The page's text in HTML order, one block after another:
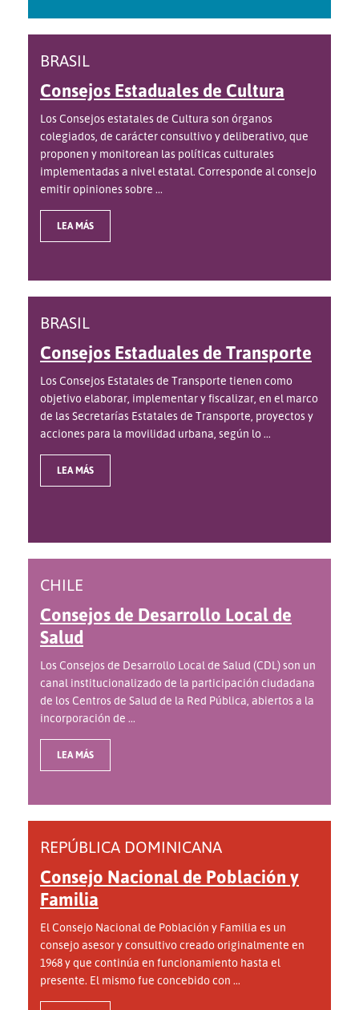
BRASIL
Consejos Estaduales de Cultura
Los Consejos estatales de Cultura son órganos
colegiados, de carácter consultivo y deliberativo, que
proponen y monitorean las políticas culturales
implementadas a nivel estatal. Corresponde al consejo
emitir opiniones sobre ...
LEA MÁS
BRASIL
Consejos Estaduales de Transporte
Los Consejos Estatales de Transporte tienen como
objetivo elaborar, implementar y fiscalizar, en el marco
de las Secretarías Estatales de Transporte, proyectos y
acciones para la movilidad urbana, según lo ...
LEA MÁS
CHILE
Consejos de Desarrollo Local de
Salud
Los Consejos de Desarrollo Local de Salud (CDL) son un
canal institucionalizado de la participación ciudadana
de los Centros de Salud de la Red Pública, abiertos a la
incorporación de ...
LEA MÁS
REPÚBLICA DOMINICANA
Consejo Nacional de Población y
Familia
El Consejo Nacional de Población y Familia es un
consejo asesor y consultivo creado originalmente en
1968 y que continúa en funcionamiento hasta el
presente. El mismo fue concebido con ...